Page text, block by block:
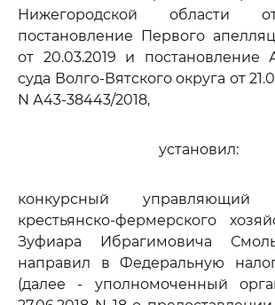
Нижегородской области
постановление Первого
от 20.03.2019 и постановление
суда Волго-Вятского округа от
N А43-38443/2018,
установил:
конкурсный управляющий
крестьянско-фермерского
Зуфиара Ибрагимовича
направил в Федеральную
(далее - уполномоченный